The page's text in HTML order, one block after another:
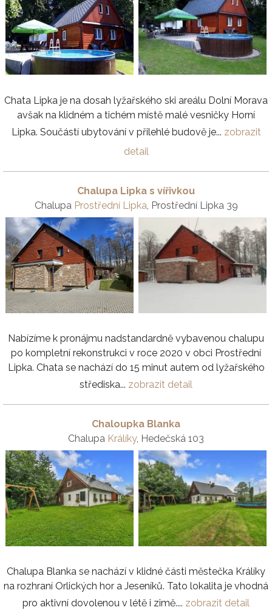
Chata Lipka je na dosah lyžařského ski areálu Dolní Morava
avšak na klidném a tichém místě malé vesničky Horní
Lipka. Součástí ubytování v přilehlé budově je... zobrazit
detail
Chalupa Lipka s vířivkou
Chalupa Prostřední Lipka , Prostřední Lipka 39
Nabízíme k pronájmu nadstandardně vybavenou chalupu
po kompletní rekonstrukci v roce 2020 v obci Prostřední
Lipka. Chata se nachází do 15 minut autem od lyžařského
střediska... zobrazit detail
Chaloupka Blanka
Chalupa Králíky, Hedečská 103
Chalupa Blanka se nachází v klidné části městečka Králíky
na rozhraní Orlických hor a Jeseníků. Tato lokalita je vhodná
pro aktivní dovolenou v létě i zimě.... zobrazit detail